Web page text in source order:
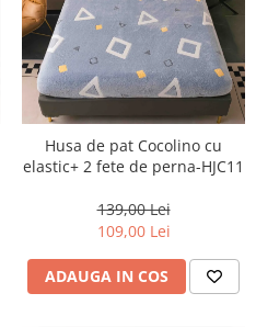
Husa de pat Cocolino cu
elastic+ 2 fete de perna-HJC11
139,00 Lei
109,00 Lei
ADAUGA IN COS